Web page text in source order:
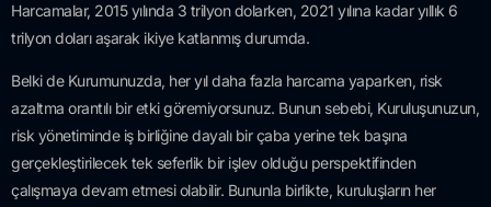
Harcamalar, 2015 yılında 3 trilyon dolarken, 2021 yılına kadar yıllık 6
trilyon doları aşarak ikiye katlanmış durumda.
Belki de Kurumunuzda, her yıl daha fazla harcama yaparken, risk
azaltma orantılı bir etki göremiyorsunuz. Bunun sebebi, Kuruluşunuzun,
risk yönetiminde iş birliğine dayalı bir çaba yerine tek başına
gerçekleştirilecek tek seferlik bir işlev olduğu perspektifinden
çalışmaya devam etmesi olabilir. Bununla birlikte, kuruluşların her